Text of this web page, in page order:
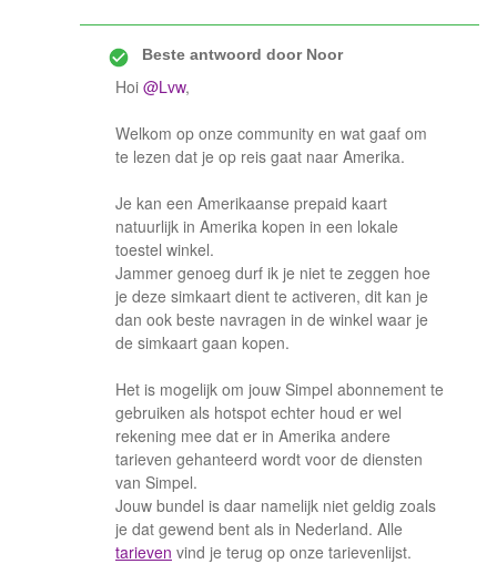
Beste antwoord doorNoor
Hoi @Lvw,
Welkom op onze community en wat gaaf om
te lezen dat je op reis gaat naar Amerika.
Je kan een Amerikaanse prepaid kaart
natuurlijk in Amerika kopen in een lokale
toestel winkel.
Jammer genoeg durf ik je niet te zeggen hoe
je deze simkaart dient te activeren, dit kan je
dan ook beste navragen in de winkel waar je
de simkaart gaan kopen.
Het is mogelijk om jouw Simpel abonnement te
gebruiken als hotspot echter houd er wel
rekening mee dat er in Amerika andere
tarieven gehanteerd wordt voor de diensten
van Simpel.
Jouw bundel is daar namelijk niet geldig zoals
je dat gewend bent als in Nederland. Alle
tarieven vind je terug op onze tarievenlijst.